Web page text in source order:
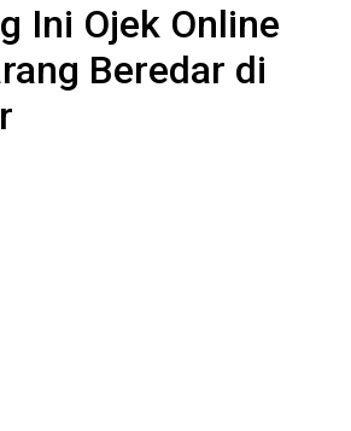
Ini Ojek Online
Beredar di